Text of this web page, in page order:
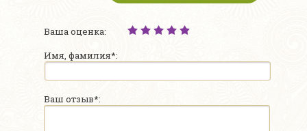
Ваша оценка:
Имя, фамилия*:
Ваш отзыв*: